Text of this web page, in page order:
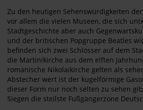
Zu den heutigen Sehenswürdigkeiten
vor allem die vielen Museen, die sich
Stadtgeschichte aber auch
und der britischen Popgruppe Beatles
befinden sich zwei Schlösser auf dem
die Martinikirche aus dem elften
romanische Nikolaikirche gelten als
Abstecher wert ist der kugelförmige
dieser Form nur noch selten zu sehen
Siegen die steilste Fußgängerzone